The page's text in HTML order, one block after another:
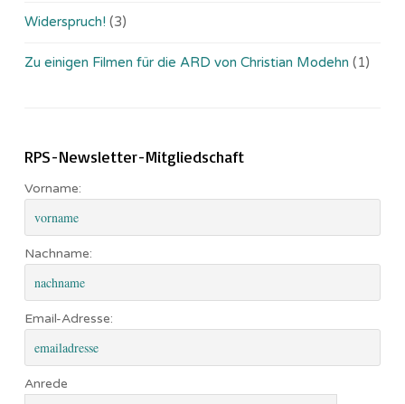
Widerspruch! (3)
Zu einigen Filmen für die ARD von Christian Modehn (1)
RPS-Newsletter-Mitgliedschaft
Vorname:
Nachname:
Email-Adresse:
Anrede